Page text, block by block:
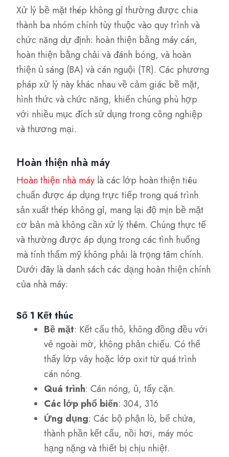
Xử lý bề mặt thép không gỉ thường được chia
thành ba nhóm chính tùy thuộc vào quy trình và
chức năng dự định: hoàn thiện bằng máy cán,
hoàn thiện bằng chải và đánh bóng, và hoàn
thiện ủ sáng (BA) và cán nguội (TR). Các phương
pháp xử lý này khác nhau về cảm giác bề mặt,
hình thức và chức năng, khiến chúng phù hợp
với nhiều mục đích sử dụng trong công nghiệp
và thương mại.
Hoàn thiện nhà máy
Hoàn thiện nhà máy là các lớp hoàn thiện tiêu
chuẩn được áp dụng trực tiếp trong quá trình
sản xuất thép không gỉ, mang lại độ mịn bề mặt
cơ bản mà không cần xử lý thêm. Chúng thực tế
và thường được áp dụng trong các tình huống
mà tính thẩm mỹ không phải là trọng tâm chính.
Dưới đây là danh sách các dạng hoàn thiện chính
của nhà máy:
Số 1 Kết thúc
Bề mặt: Kết cấu thô, không đồng đều với
vẻ ngoài mờ, không phản chiếu. Có thể
thấy lớp vảy hoặc lớp oxit từ quá trình
cán nóng.
Quá trình: Cán nóng, ủ, tẩy cặn.
Các lớp phổ biến: 304, 316
Ứng dụng: Các bộ phận lò, bể chứa,
thành phần kết cấu, nồi hơi, máy móc
hạng nặng và thiết bị chịu nhiệt.